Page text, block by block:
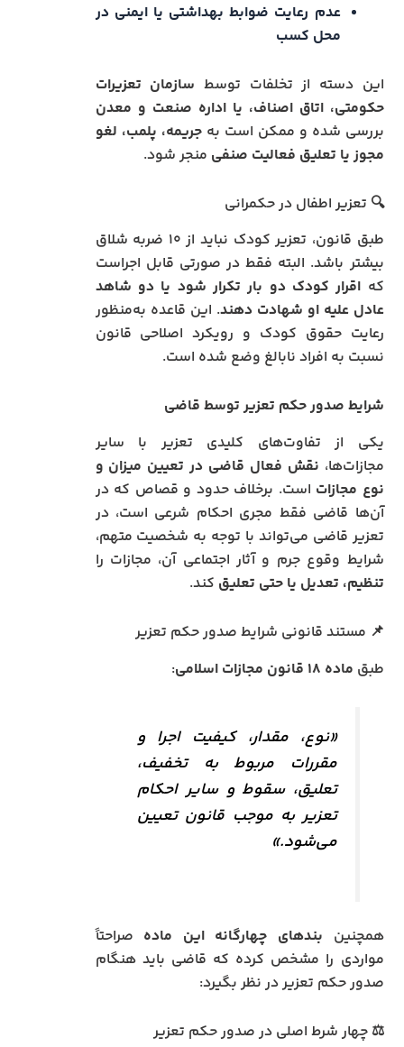
عدم رعایت ضوابط بهداشتی یا ایمنی در
محل کسب
این دسته از تخلفات توسط سازمان تعزیرات
حکومتی، اتاق اصناف، یا اداره صنعت و معدن
بررسی شده و ممکن است بهجریمه، پلمب، لغو
مجوز یا تعلیق فعالیت صنفی منجر شود.
🔍 تعزیر اطفال در حکمرانی
طبق قانون، تعزیر کودک نباید از ۱۰ ضربه شلاق
بیشتر باشد. البته فقط در صورتی قابل اجراست
که اقرار کودک دو بار تکرار شود یا دو شاهد
عادل علیه او شهادت دهند. این قاعده به‌منظور
رعایت حقوق کودک و رویکرد اصلاحی قانون
نسبت به افراد نابالغ وضع شده است.
شرایط صدور حکم تعزیر توسط قاضی
یکی از تفاوت‌های کلیدی تعزیر با سایر
مجازات‌ها، نقش فعال قاضی در تعیین میزان و
نوع مجازات است. برخلاف حدود و قصاص که در
آن‌ها قاضی فقط مجری احکام شرعی است، در
تعزیر قاضی می‌تواند با توجه به شخصیت متهم،
شرایط وقوع جرم و آثار اجتماعی آن، مجازات را
تنظیم، تعدیل یا حتی تعلیق کند.
📌 مستند قانونی شرایط صدور حکم تعزیر
طبق ماده ۱۸ قانون مجازات اسلامی :
«نوع، مقدار، کیفیت اجرا و
مقررات مربوط به تخفیف،
تعلیق، سقوط و سایر احکام
تعزیر به موجب قانون تعیین
می‌شود.»
همچنین بندهای چهارگانه این ماده صراحتاً
مواردی را مشخص کرده که قاضی باید هنگام
صدور حکم تعزیر در نظر بگیرد:
⚖️ چهار شرط اصلی در صدور حکم تعزیر